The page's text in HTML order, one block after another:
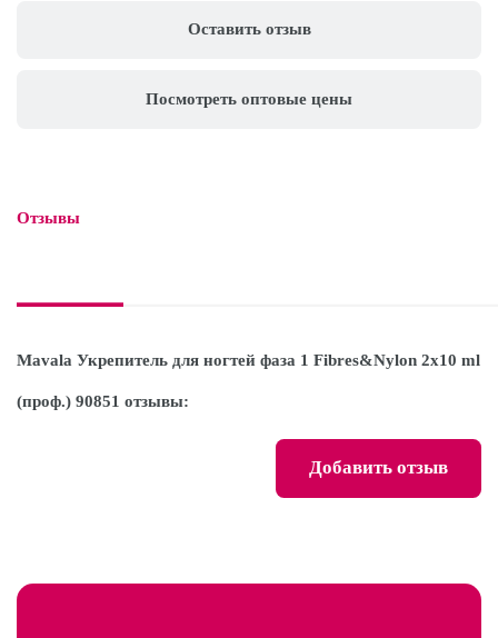
Оставить отзыв
Посмотреть оптовые цены
Отзывы
Mavala Укрепитель для ногтей фаза 1 Fibres&Nylon 2x10 ml
(проф.) 90851 отзывы:
Добавить отзыв